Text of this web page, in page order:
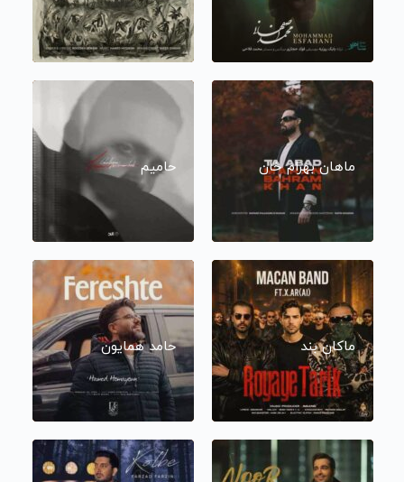
ماهان بهرام خان حامیم
ماکان بند حامد همایون